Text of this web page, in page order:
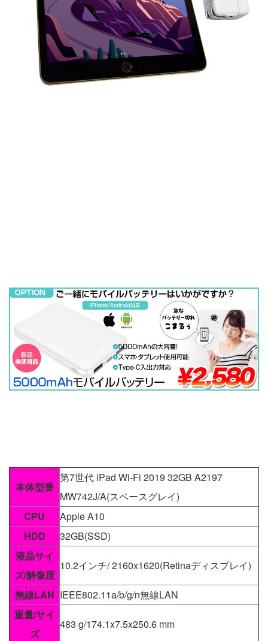
本体型番
第7世代 iPad Wi-Fi 2019 32GB A2197
MW742J/A(スペースグレイ)
CPU
Apple A10
HDD
32GB(SSD)
液晶サイ
ズ/解像度
10.2インチ/ 2160x1620(Retinaディスプレイ)
無線LAN IEEE802.11a/b/g/n無線LAN
重量/サイ
ズ
483 g/174.1x7.5x250.6 mm